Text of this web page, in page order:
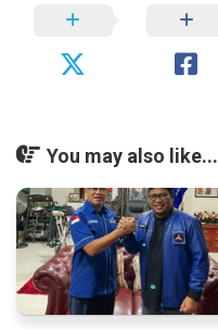
You may also like...